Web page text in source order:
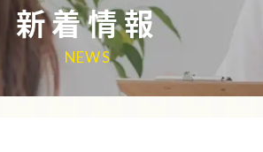
新着情報
NEWS